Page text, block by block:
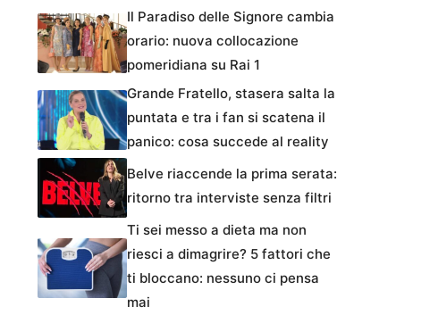
Il Paradiso delle Signore cambia
orario: nuova collocazione
pomeridiana su Rai 1
Grande Fratello, stasera salta la
puntata e tra i fan si scatena il
panico: cosa succede al reality
Belve riaccende la prima serata:
ritorno tra interviste senza filtri
Ti sei messo a dieta ma non
riesci a dimagrire? 5 fattori che
ti bloccano: nessuno ci pensa
mai